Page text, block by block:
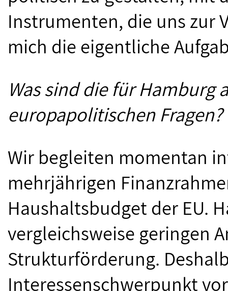
Instrumenten, die uns zur
mich die eigentliche
Was sind die für
europapolitischen Fragen?
Wir begleiten momentan
mehrjährigen
Haushaltsbudget der EU.
vergleichsweise geringen
Strukturförderung.
Interessenschwerpunkt